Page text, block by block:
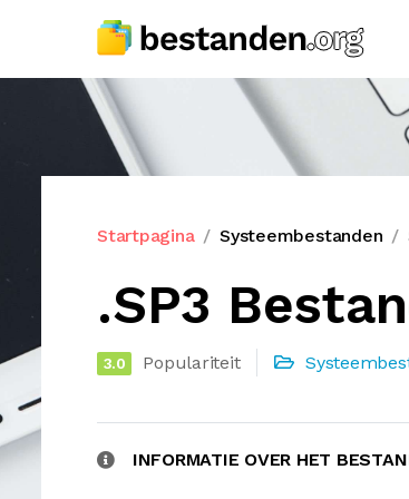
Startpagina Systeembestanden
.SP3
3.0 Populariteit
INFORMATIE OVER HET